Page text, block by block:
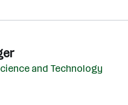
and Technology